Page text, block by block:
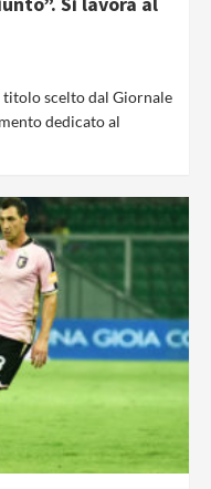
titolo scelto dal Giornale
dedicato al